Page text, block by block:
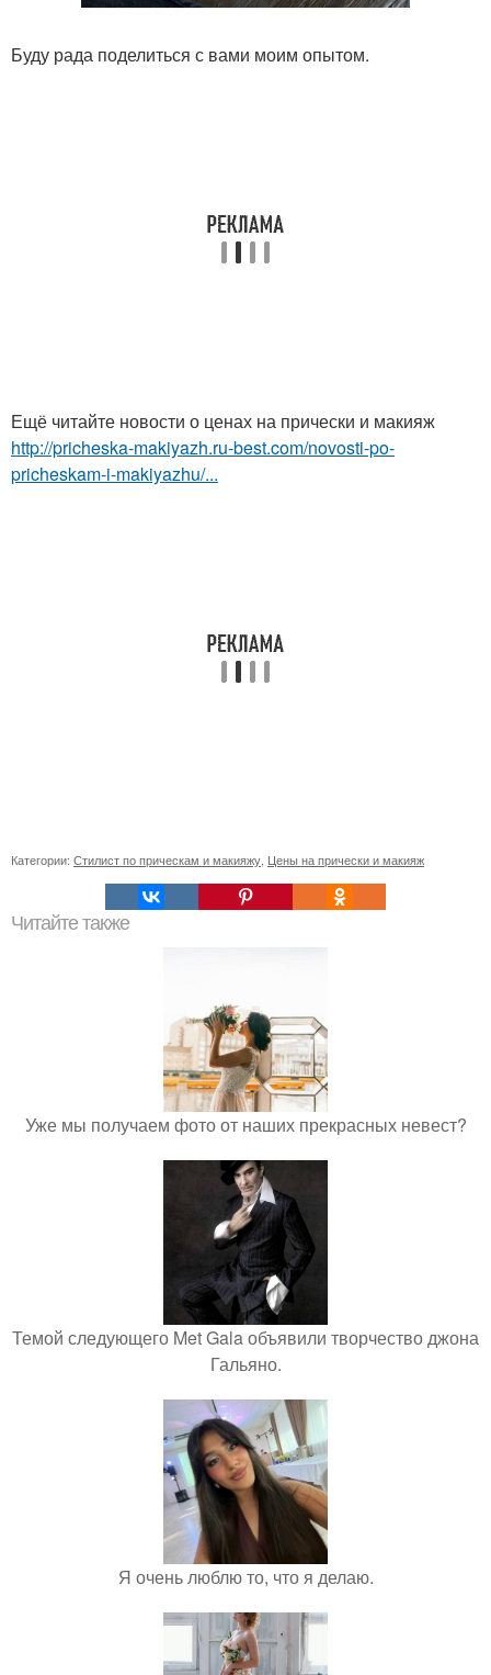
Буду рада поделиться с вами моим опытом.
Ещё читайте новости о ценах на прически и макияж
http://pricheska-makiyazh.ru-best.com/novosti-po-
pricheskam-i-makiyazhu/...
Категории: Стилист по прическам и макияжу Цены на прически и макияж
Читайте также
Уже мы получаем фото от наших прекрасных невест?
Темой следующего Met Gala объявили творчество джона
Гальяно.
Я очень люблю то, что я делаю.